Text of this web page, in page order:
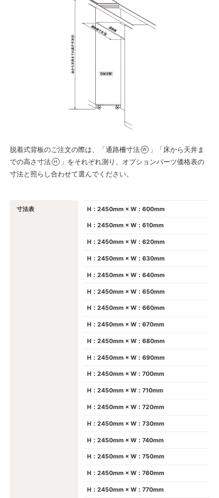
脱着式背板のご注文の際は、「通路柵寸法 W
」「床から天井ま
での高さ寸法 H
」をそれぞれ測り、オプションパーツ価格表の
寸法と照らし合わせて選んでください。
寸法表 H：2450mm × W：600mm
H：2450mm × W：610mm
H：2450mm × W：620mm
H：2450mm × W：630mm
H：2450mm × W：640mm
H：2450mm × W：650mm
H：2450mm × W：660mm
H：2450mm × W：670mm
H：2450mm × W：680mm
H：2450mm × W：690mm
H：2450mm × W：700mm
H：2450mm × W：710mm
H：2450mm × W：720mm
H：2450mm × W：730mm
H：2450mm × W：740mm
H：2450mm × W：750mm
H：2450mm × W：760mm
H：2450mm × W：770mm